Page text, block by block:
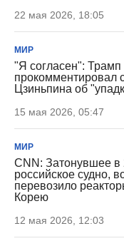
22 мая 2026, 18:05
МИР
"Я согласен": Трамп
прокомментировал
Цзиньпина об
15 мая 2026, 05:47
МИР
CNN: Затонувшее в
российское судно,
перевозило
Корею
12 мая 2026, 12:03